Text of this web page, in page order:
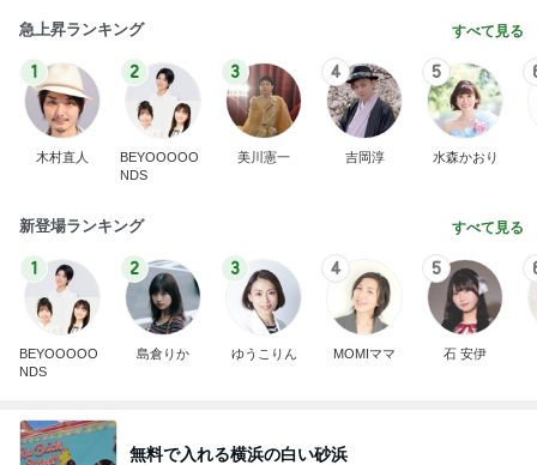
急上昇ランキング すべて見る
1
木村直人
2
BEYOOOOO
NDS
3
美川憲一
4
吉岡淳
5
水森かおり
新登場ランキング すべて見る
1
BEYOOOOO
NDS
2
島倉りか
3
ゆうこりん
4
MOMIママ
5
石 安伊
無料で入れる横浜の白い砂浜